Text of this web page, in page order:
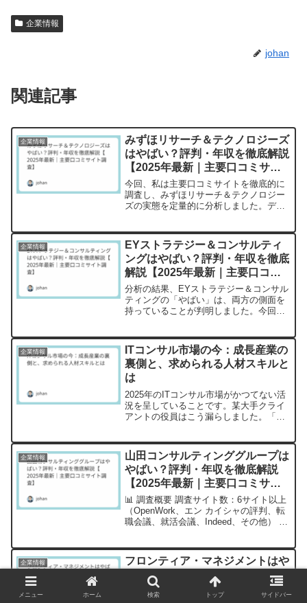
企業情報
johan
関連記事
企業情報
みずほリサーチ＆テクノロジーズ
はやばい？評判・年収を徹底解説
【2025年最新｜主要口コミサイ
ト調査】
今回、私は主要口コミサイトを徹底的に
調査し、みずほリサーチ＆テクノロジー
ズの実態を定量的に分析しました。デー
要】 調査サイト数：6サイト
（OpenWork、転職会議、エ...
企業情報
EYストラテジー＆コンサルティ
ングはやばい？評判・年収を徹底
解説【2025年最新｜主要口コミ
サイト調査】
分析の結果、EYストラテジー＆コンサル
ティングの「やばい」は、両方の側面を
持っていることが判明しました。今回は
【調査概要】 調査サイト数：6サイト
（OpenWork、エン...
企業情報
ITコンサル市場の今：成長産業の
裏側と、求められる人材スキルと
は
2025年のITコンサル市場がかつてない活
況を呈していることです。某大手クライ
アントの役員はこう漏らしました。「も
なんです」。こんな声が日本中の企業か
ら聞こえてきます。まさに「追い風」と
いう言葉がぴったりの状況です。ただ、
この成長の裏には、誰も語らない構造変
化が潜んでいます。
企業情報
山田コンサルティンググループは
やばい？評判・年収を徹底解説
【2025年最新｜主要口コミサイ
ト調査】
📊 調査概要 調査サイト数：6サイト以上
（OpenWork、エン カイシャの評判、転
職会議、就活会議、Indeed、その他） 総
点実際の口コミセクショ...
企業情報
フロンティア・マネジメントはや
ばい？評判・年収を徹底解説
【2025年最新｜主要口コミサイ
メニュー ホーム 検索 トップ サイドバー